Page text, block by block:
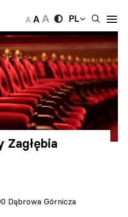
PL
Zagłębia
Dąbrowa Górnicza